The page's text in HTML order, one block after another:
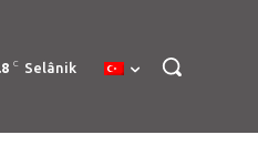
C Selânik